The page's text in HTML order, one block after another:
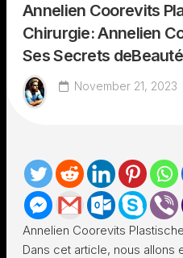
Annelien Coorevits
Chirurgie: Annelien
Ses Secrets
November 21, 2023
Annelien Coorevits
Dans cet article, nous allons